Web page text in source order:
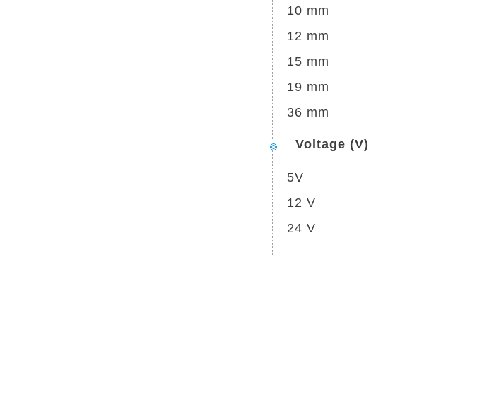
10 mm
12 mm
15 mm
19 mm
36 mm
Voltage (V)
5V
12 V
24 V